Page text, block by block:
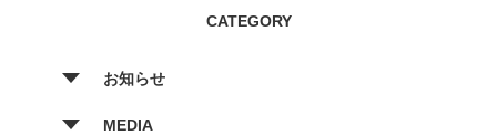
CATEGORY
お知らせ
MEDIA